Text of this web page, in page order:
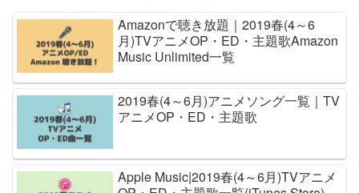
Amazonで聴き放題｜2019春(4～6
月)TVアニメOP・ED・主題歌Amazon
Music Unlimited一覧
2019春(4～6月)アニメソング一覧｜TV
アニメOP・ED・主題歌
Apple Music|2019春(4～6月)TVアニメ